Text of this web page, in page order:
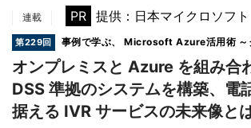
連載 PR 提供：日本マイクロソフト
第229回 事例で学ぶ、 Microsoft Azure活用術 ～
オンプレミスと Azure を組み合
DSS 準拠のシステムを構築、電
据える IVR サービスの未来像と